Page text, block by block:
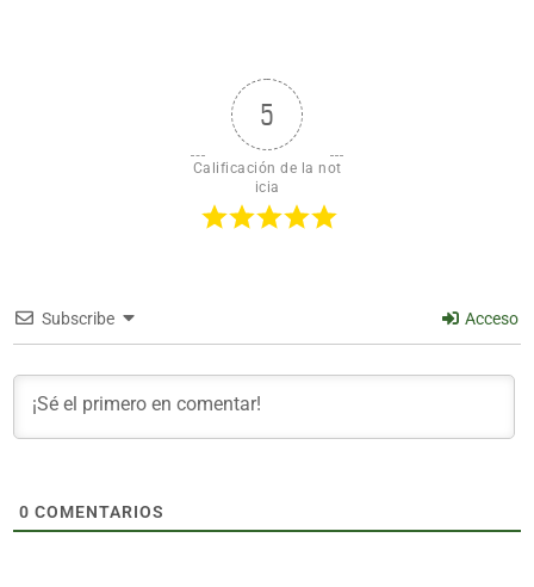
5
Calificación de la not
icia
Subscribe Acceso
0 COMENTARIOS